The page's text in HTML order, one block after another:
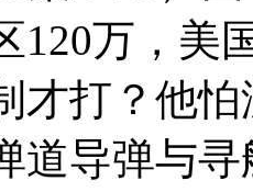
120万，美
才打？他
道导弹与